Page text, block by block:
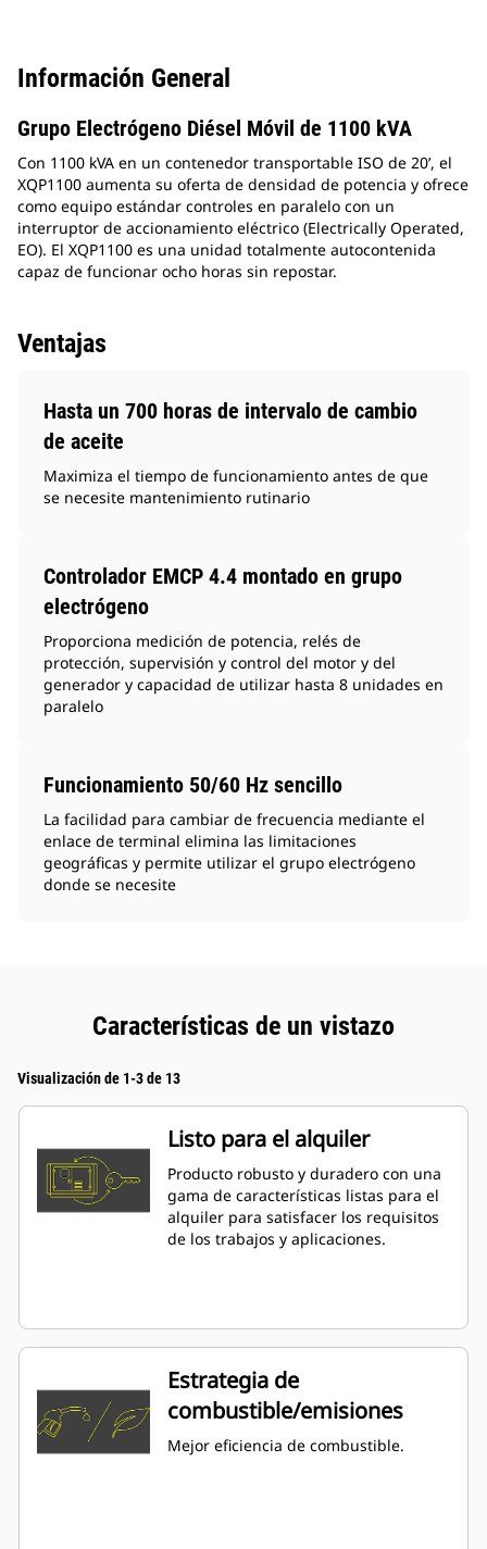
Información General
Grupo Electrógeno Diésel Móvil de 1100 kVA
Con 1100 kVA en un contenedor transportable ISO de 20’, el
XQP1100 aumenta su oferta de densidad de potencia y ofrece
como equipo estándar controles en paralelo con un
interruptor de accionamiento eléctrico (Electrically Operated,
EO). El XQP1100 es una unidad totalmente autocontenida
capaz de funcionar ocho horas sin repostar.
Ventajas
Hasta un 700 horas de intervalo de cambio
de aceite
Maximiza el tiempo de funcionamiento antes de que
se necesite mantenimiento rutinario
Controlador EMCP 4.4 montado en grupo
electrógeno
Proporciona medición de potencia, relés de
protección, supervisión y control del motor y del
generador y capacidad de utilizar hasta 8 unidades en
paralelo
Funcionamiento 50/60 Hz sencillo
La facilidad para cambiar de frecuencia mediante el
enlace de terminal elimina las limitaciones
geográficas y permite utilizar el grupo electrógeno
donde se necesite
Características de un vistazo
Visualización de 1-3 de 13
Listo para el alquiler
Producto robusto y duradero con una
gama de características listas para el
alquiler para satisfacer los requisitos
de los trabajos y aplicaciones.
Estrategia de
combustible/emisiones
Mejor eficiencia de combustible.